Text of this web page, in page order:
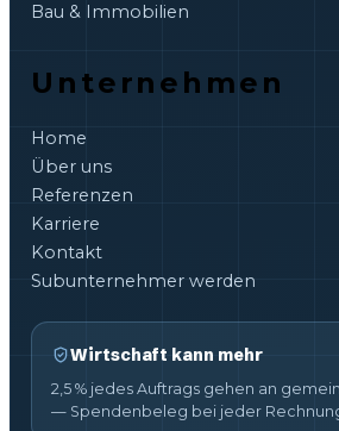
Bau & Immobilien
Unternehmen
Home
Über uns
Referenzen
Karriere
Kontakt
Subunternehmer werden
Wirtschaft kann mehr
2,5 % jedes Auftrags gehen an
— Spendenbeleg bei jeder